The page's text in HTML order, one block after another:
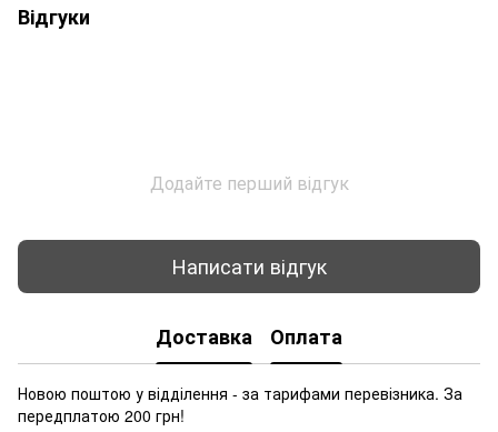
Відгуки
Додайте перший відгук
Написати відгук
Доставка Оплата
Новою поштою у відділення - за тарифами перевізника. За
передплатою 200 грн!